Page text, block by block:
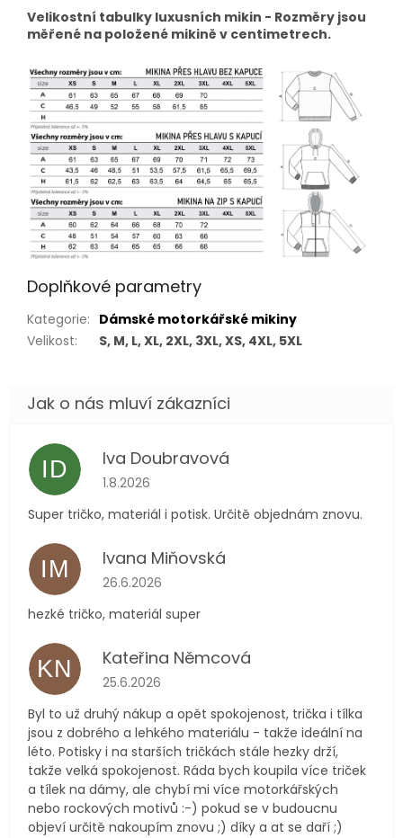
Velikostní tabulky luxusních mikin - Rozměry jsou
měřené na položené mikině v centimetrech.
Doplňkové parametry
Kategorie: Dámské motorkářské mikiny
Velikost: S, M, L, XL, 2XL, 3XL, XS, 4XL, 5XL
ID Iva Doubravová
Hodnocení obchodu je 5 z 5 hvězdiček.
1.8.2026
Super tričko, materiál i potisk. Určitě objednám znovu.
IM Ivana Miňovská
Hodnocení obchodu je 5 z 5 hvězdiček.
26.6.2026
hezké tričko, materiál super
KN Kateřina Němcová
Hodnocení obchodu je 5 z 5 hvězdiček.
25.6.2026
Byl to už druhý nákup a opět spokojenost, trička i tílka
jsou z dobrého a lehkého materiálu - takže ideální na
léto. Potisky i na starších tričkách stále hezky drží,
takže velká spokojenost. Ráda bych koupila více triček
a tílek na dámy, ale chybí mi více motorkářských
nebo rockových motivů :-) pokud se v budoucnu
objeví určitě nakoupím znovu ;) díky a at se daří ;)